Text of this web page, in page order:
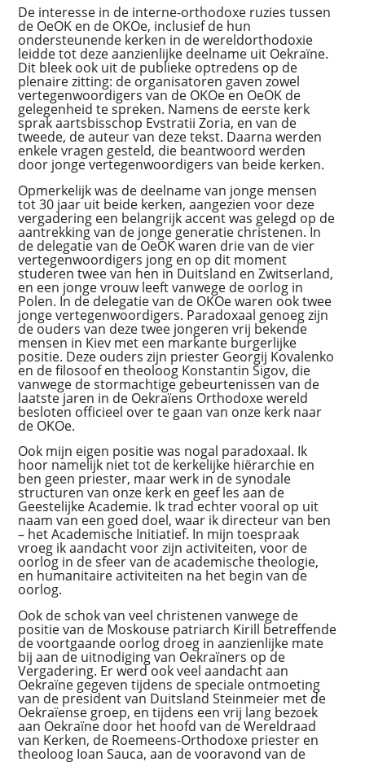
De interesse in de interne-orthodoxe ruzies tussen
de OeOK en de OKOe, inclusief de hun
ondersteunende kerken in de wereldorthodoxie
leidde tot deze aanzienlijke deelname uit Oekraïne.
Dit bleek ook uit de publieke optredens op de
plenaire zitting: de organisatoren gaven zowel
vertegenwoordigers van de OKOe en OeOK de
gelegenheid te spreken. Namens de eerste kerk
sprak aartsbisschop Evstratii Zoria, en van de
tweede, de auteur van deze tekst. Daarna werden
enkele vragen gesteld, die beantwoord werden
door jonge vertegenwoordigers van beide kerken.
Opmerkelijk was de deelname van jonge mensen
tot 30 jaar uit beide kerken, aangezien voor deze
vergadering een belangrijk accent was gelegd op de
aantrekking van de jonge generatie christenen. In
de delegatie van de OeOK waren drie van de vier
vertegenwoordigers jong en op dit moment
studeren twee van hen in Duitsland en Zwitserland,
en een jonge vrouw leeft vanwege de oorlog in
Polen. In de delegatie van de OKOe waren ook twee
jonge vertegenwoordigers. Paradoxaal genoeg zijn
de ouders van deze twee jongeren vrij bekende
mensen in Kiev met een markante burgerlijke
positie. Deze ouders zijn priester Georgij Kovalenko
en de filosoof en theoloog Konstantin Sigov, die
vanwege de stormachtige gebeurtenissen van de
laatste jaren in de Oekraïens Orthodoxe wereld
besloten officieel over te gaan van onze kerk naar
de OKOe.
Ook mijn eigen positie was nogal paradoxaal. Ik
hoor namelijk niet tot de kerkelijke hiërarchie en
ben geen priester, maar werk in de synodale
structuren van onze kerk en geef les aan de
Geestelijke Academie. Ik trad echter vooral op uit
naam van een goed doel, waar ik directeur van ben
– het Academische Initiatief. In mijn toespraak
vroeg ik aandacht voor zijn activiteiten, voor de
oorlog in de sfeer van de academische theologie,
en humanitaire activiteiten na het begin van de
oorlog.
Ook de schok van veel christenen vanwege de
positie van de Moskouse patriarch Kirill betreffende
de voortgaande oorlog droeg in aanzienlijke mate
bij aan de uitnodiging van Oekraïners op de
Vergadering. Er werd ook veel aandacht aan
Oekraïne gegeven tijdens de speciale ontmoeting
van de president van Duitsland Steinmeier met de
Oekraïense groep, en tijdens een vrij lang bezoek
aan Oekraïne door het hoofd van de Wereldraad
van Kerken, de Roemeens-Orthodoxe priester en
theoloog Ioan Sauca, aan de vooravond van de